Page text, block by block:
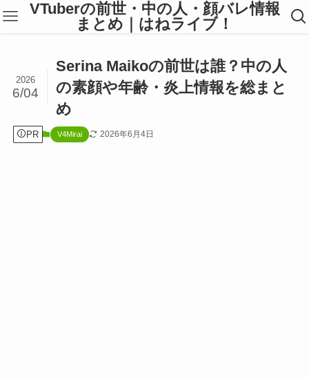
VTuberの前世・中の人・顔バレ情報
まとめ｜はねライブ！
Serina Maikoの前世は誰？中の人
の素顔や年齢・炎上情報を総まと
め
2026
6/04
PR V4Mirai 2026年6月4日